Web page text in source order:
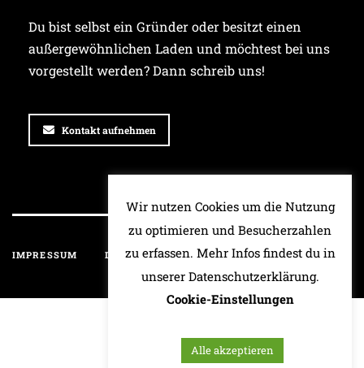
Du bist selbst ein Gründer oder besitzt einen
außergewöhnlichen Laden und möchtest bei uns
vorgestellt werden? Dann schreib uns!
Kontakt aufnehmen
IMPRESSUM DATENSCHUTZ HAFTUNGSAUSSCHLUSS
Wir nutzen Cookies um die Nutzung
zu optimieren und Besucherzahlen
zu erfassen. Mehr Infos findest du in
unserer Datenschutzerklärung.
Cookie-Einstellungen
Alle akzeptieren